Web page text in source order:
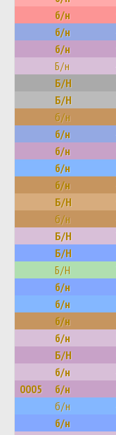
б/н
б/н
б/н
Б/н
Б/Н
Б/Н
б/н
б/н
б/н
б/н
б/н
Б/Н
б/н
Б/Н
Б/Н
Б/Н
б/н
б/н
б/н
б/н
Б/Н
б/н
0005 б/н
б/н
б/н